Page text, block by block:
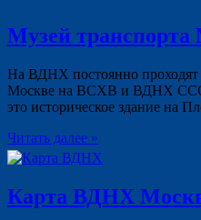
Музей транспорта
На ВДНХ постоянно проходят
Москве на ВСХВ и ВДНХ СССР
это историческое здание на
Читать далее »
Карта ВДНХ